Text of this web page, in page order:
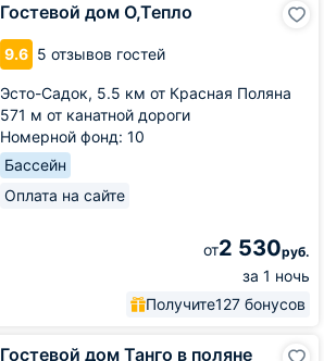
Гостевой дом О,Тепло
9.6 5 отзывов гостей
Эсто-Садок, 5.5 км от Красная Поляна
571 м от канатной дороги
Номерной фонд: 10
Бассейн
Оплата на сайте
от2 530руб.
за 1 ночь
Получите127 бонусов
Гостевой дом Танго в поляне